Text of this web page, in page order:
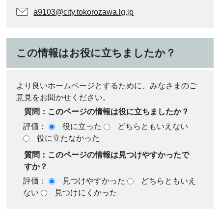
a9103@city.tokorozawa.lg.jp
この情報はお役に立ちましたか？
より良いホームページとするために、みなさまのご
意見をお聞かせください。
質問：このページの情報は役に立ちましたか？
評価：
役に立った
どちらともいえない
役に立たなかった
質問：このページの情報は見つけやすかったで
すか？
評価：
見つけやすかった
どちらともいえ
ない
見つけにくかった